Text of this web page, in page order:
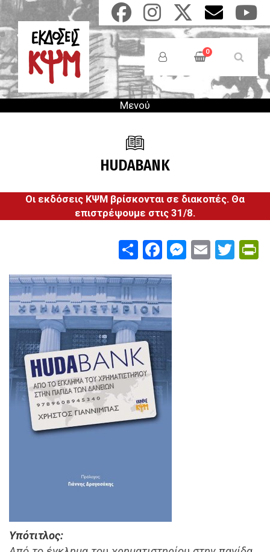
Παράκαμψη
προς
το
κυρίως
περιεχόμενο
Anonymous
Users
Menu
0
Μενού
HUDABANK
Οι εκδόσεις ΚΨΜ βρίσκονται σε διακοπές. Θα
επιστρέψουμε στις 31/8.
ShareFacebook
Email
Υπότιτλος